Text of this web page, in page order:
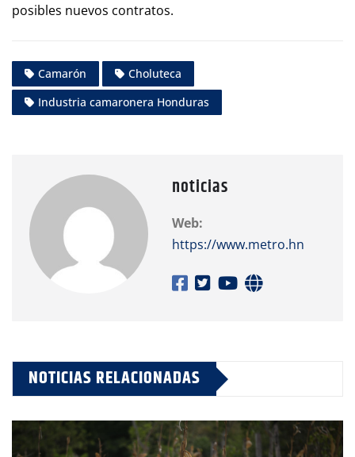
posibles nuevos contratos.
Camarón
Choluteca
Industria camaronera Honduras
noticias
Web:
https://www.metro.hn
NOTICIAS RELACIONADAS